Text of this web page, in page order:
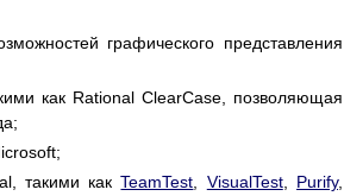
графического представления
как Rational ClearCase, позволяющая
такими какTeamTest VisualTest, Purify,